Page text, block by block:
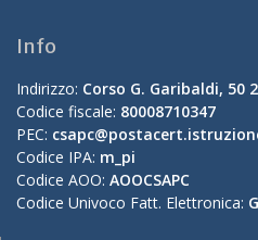
Info
Indirizzo: Corso G. Garibaldi, 50
Codice fiscale: 80008710347
PEC:
Codice IPA: m_pi
Codice AOO: AOOCSAPC
Codice Univoco Fatt. Elettronica: